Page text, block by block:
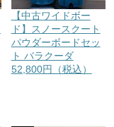
【中古ワイドボー
ド】スノースクート
パウダーボードセッ
ト バラクーダ
52,800円（税込）